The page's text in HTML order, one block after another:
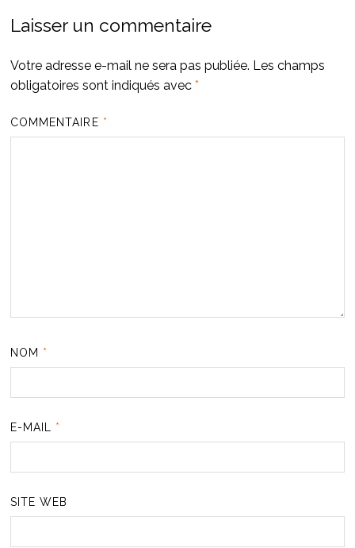
Laisser un commentaire
Votre adresse e-mail ne sera pas publiée. Les champs
obligatoires sont indiqués avec *
COMMENTAIRE *
NOM *
E-MAIL *
SITE WEB